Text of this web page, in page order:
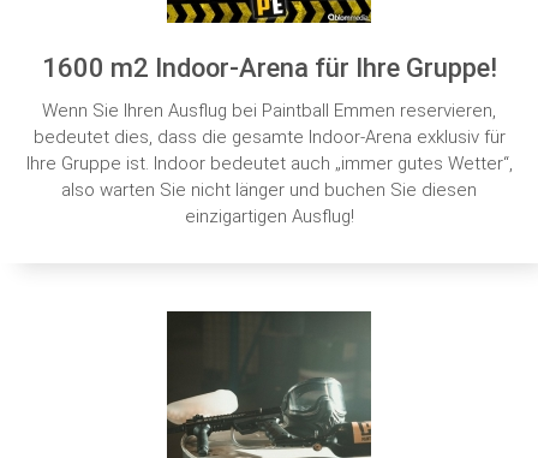
1600 m2 Indoor-Arena für Ihre Gruppe!
Wenn Sie Ihren Ausflug bei Paintball Emmen reservieren,
bedeutet dies, dass die gesamte Indoor-Arena exklusiv für
Ihre Gruppe ist. Indoor bedeutet auch „immer gutes Wetter“,
also warten Sie nicht länger und buchen Sie diesen
einzigartigen Ausflug!